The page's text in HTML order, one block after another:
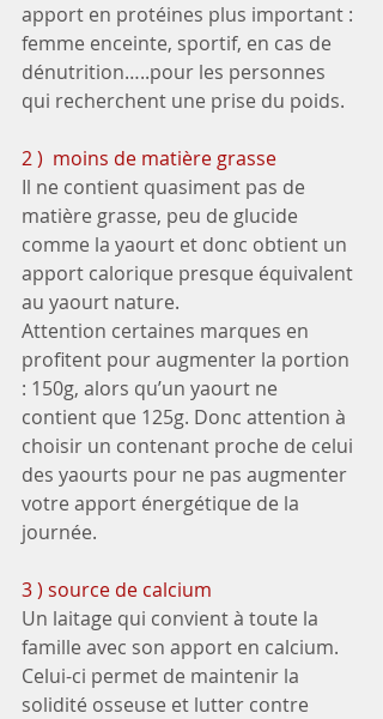
apport en protéines plus important :
femme enceinte, sportif, en cas de
dénutrition…..pour les personnes
qui recherchent une prise du poids.
2 )  moins de matière grasse
Il ne contient quasiment pas de
matière grasse, peu de glucide
comme la yaourt et donc obtient un
apport calorique presque équivalent
au yaourt nature.
Attention certaines marques en
profitent pour augmenter la portion
: 150g, alors qu’un yaourt ne
contient que 125g. Donc attention à
choisir un contenant proche de celui
des yaourts pour ne pas augmenter
votre apport énergétique de la
journée.
3 ) source de calcium
Un laitage qui convient à toute la
famille avec son apport en calcium.
Celui-ci permet de maintenir la
solidité osseuse et lutter contre